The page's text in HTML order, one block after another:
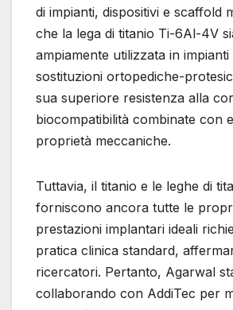
di impianti, dispositivi e scaffold
che la lega di titanio Ti-6Al-4V
ampiamente utilizzata in impianti
sostituzioni ortopediche-
sua superiore resistenza alla
biocompatibilità combinate con
proprietà meccaniche.
Tuttavia, il titanio e le leghe di
forniscono ancora tutte le
prestazioni implantari ideali
pratica clinica standard,
ricercatori. Pertanto, Agarwal
collaborando con AddiTec per